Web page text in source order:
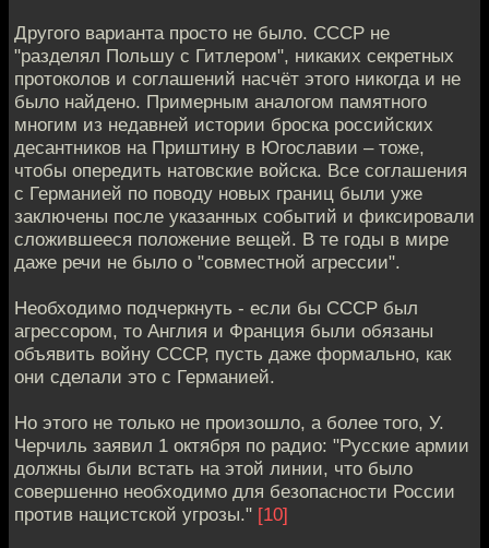
Другого варианта просто не было. СССР не
"разделял Польшу с Гитлером", никаких секретных
протоколов и соглашений насчёт этого никогда и не
было найдено. Примерным аналогом памятного
многим из недавней истории броска российских
десантников на Приштину в Югославии – тоже,
чтобы опередить натовские войска. Все соглашения
с Германией по поводу новых границ были уже
заключены после указанных событий и фиксировали
сложившееся положение вещей. В те годы в мире
даже речи не было о "совместной агрессии".
Необходимо подчеркнуть - если бы СССР был
агрессором, то Англия и Франция были обязаны
объявить войну СССР, пусть даже формально, как
они сделали это с Германией.
Но этого не только не произошло, а более того, У.
Черчиль заявил 1 октября по радио: "Русские армии
должны были встать на этой линии, что было
совершенно необходимо для безопасности России
против нацистской угрозы." [10]